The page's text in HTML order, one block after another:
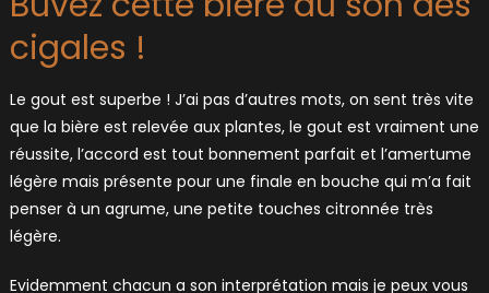
cigales !
Le gout est superbe ! J’ai pas d’autres mots, on sent très vite
que la bière est relevée aux plantes, le gout est vraiment une
réussite, l’accord est tout bonnement parfait et l’amertume
légère mais présente pour une finale en bouche qui m’a fait
penser à un agrume, une petite touches citronnée très
légère.
Evidemment chacun a son interprétation mais je peux vous